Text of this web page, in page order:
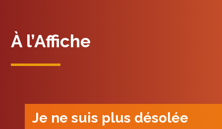
À l’Affiche
Je ne suis plus désolée